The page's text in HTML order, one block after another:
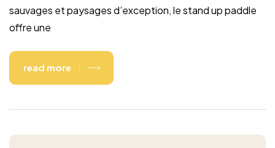
sauvages et paysages d’exception, le stand up paddle
offre une
read more